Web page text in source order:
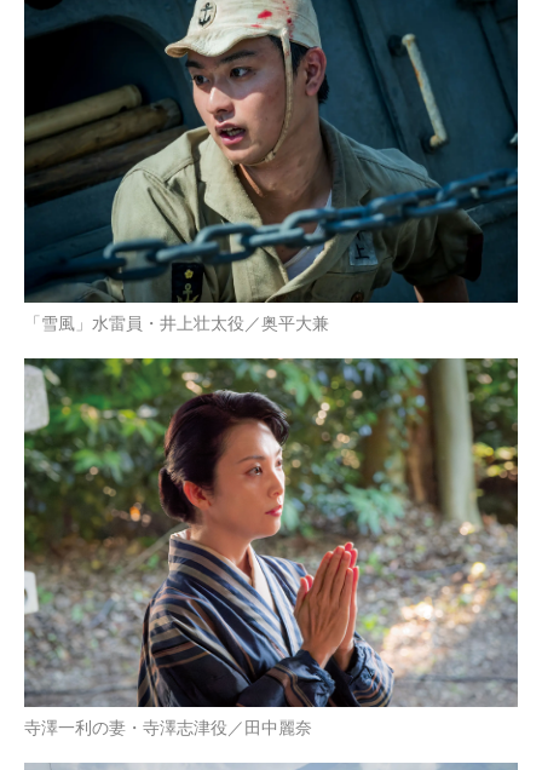
「雪風」水雷員・井上壮太役／奥平大兼
寺澤一利の妻・寺澤志津役／田中麗奈